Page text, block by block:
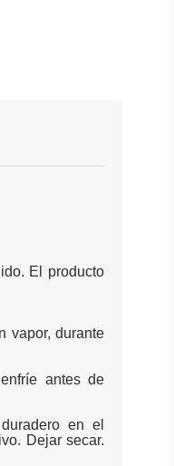
El producto
vapor, durante
antes de
en el
Dejar secar.